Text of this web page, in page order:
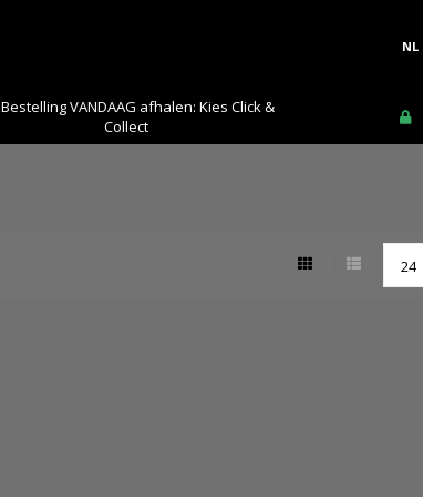
NL
Bestelling VANDAAG afhalen: Kies Click &
Collect